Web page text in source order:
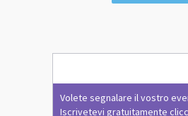
Volete segnalare il vostro
Iscrivetevi gratuitamente